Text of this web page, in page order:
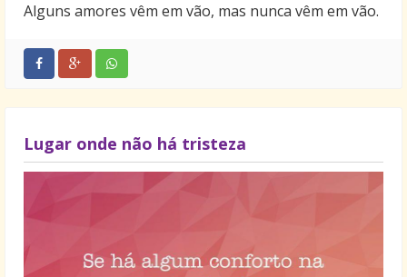
Alguns amores vêm em vão, mas nunca vêm em vão.
Lugar onde não há tristeza